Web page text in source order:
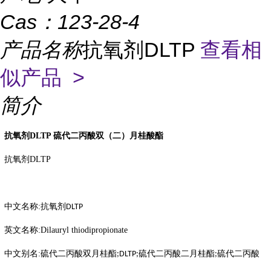
Cas： 123-28-4
产品名称抗氧剂DLTP 查看相
似产品 >
简介
抗氧剂 DLTP 硫代二丙酸双（二）月桂酸酯
抗氧剂 DLTP
中文名称:抗氧剂 DLTP
英文名称:Dilauryl thiodipropionate
中文别名 :硫代二丙酸双月桂酯;DLTP;硫代二丙酸二月桂酯;硫代二丙酸